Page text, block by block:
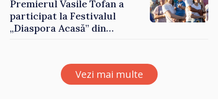
Premierul Vasile Tofan a
participat la Festivalul
„Diaspora Acasă” din
Vezi mai multe